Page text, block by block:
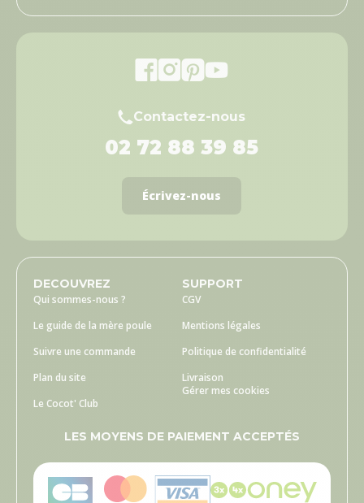
Contactez-nous
02 72 88 39 85
Écrivez-nous
DECOUVREZ
Qui sommes-nous ?
Le guide de la mère poule
Suivre une commande
Plan du site
Le Cocot' Club
SUPPORT
CGV
Mentions légales
Politique de confidentialité
Livraison
Gérer mes cookies
LES MOYENS DE PAIEMENT ACCEPTÉS